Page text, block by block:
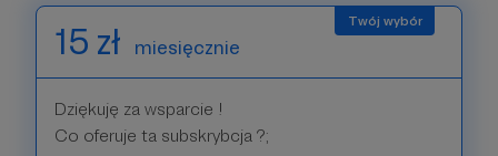
15 zł miesięcznie
Dziękuję za wsparcie !
Co oferuje ta subskrybcja ?;